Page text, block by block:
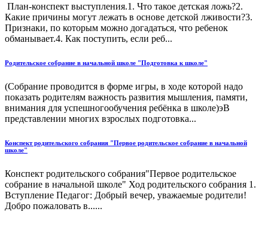
План-конспект выступления.1. Что такое детская ложь?2.
Какие причины могут лежать в основе детской лживости?3.
Признаки, по которым можно догадаться, что ребенок
обманывает.4. Как поступить, если реб...
Родительское собрание в начальной школе "Подготовка к школе"
(Собрание проводится в форме игры, в ходе которой надо
показать родителям важность развития мышления, памяти,
внимания для успешногообучения ребёнка в школе)эВ
представлении многих взрослых подготовка...
Конспект родительского собрания "Первое родительское собрание в начальной
школе"
Конспект родительского собрания"Первое родительское
собрание в начальной школе" Ход родительского собрания 1.
Вступление Педагог: Добрый вечер, уважаемые родители!
Добро пожаловать в......